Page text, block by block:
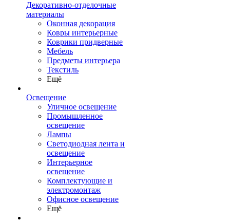
Декоративно-отделочные
материалы
Оконная декорация
Ковры интерьерные
Коврики придверные
Мебель
Предметы интерьера
Текстиль
Ещё
Освещение
Уличное освещение
Промышленное
освещение
Лампы
Светодиодная лента и
освещение
Интерьерное
освещение
Комплектующие и
электромонтаж
Офисное освещение
Ещё